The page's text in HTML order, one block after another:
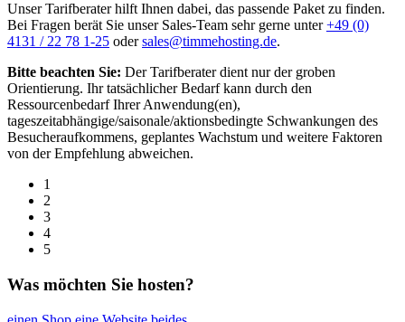
Unser Tarifberater hilft Ihnen dabei, das passende Paket zu finden.
Bei Fragen berät Sie unser Sales-Team sehr gerne unter+49 (0)
4131 / 22 78 1-25 odersales@timmehosting.de.
Bitte beachten Sie: Der Tarifberater dient nur der groben
Orientierung. Ihr tatsächlicher Bedarf kann durch den
Ressourcenbedarf Ihrer Anwendung(en),
tageszeitabhängige/saisonale/aktionsbedingte Schwankungen des
Besucheraufkommens, geplantes Wachstum und weitere Faktoren
von der Empfehlung abweichen.
1
2
3
4
5
Was möchten Sie hosten?